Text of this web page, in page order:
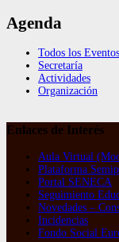
Agenda
Todos los Eventos
Secretaría
Actividades
Organización
Enlaces de Interés
Aula Virtual
Plataforma
Portal SENECA
Seguimiento
Novedades –
Incidencias
Fondo Social